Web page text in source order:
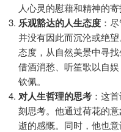
人心灵的慰藉和精神的寄
乐观豁达的人生态度 ：
并没有因此而沉沦或绝
态度，从自然美景中寻
借酒消愁、听笙歌以自
钦佩。
对人生哲理的思考 ：这
刻思考。他通过荷花的
逝的感慨。同时，他也